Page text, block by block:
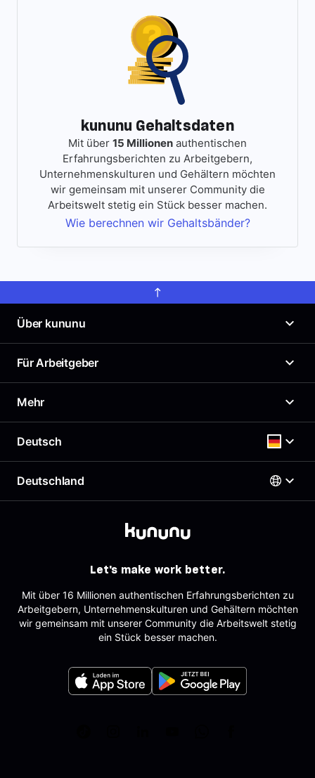
kununu Gehaltsdaten
Mit über 15 Millionen authentischen
Erfahrungsberichten zu Arbeitgebern,
Unternehmenskulturen und Gehältern möchten
wir gemeinsam mit unserer Community die
Arbeitswelt stetig ein Stück besser machen.
Wie berechnen wir Gehaltsbänder?
Über kununu
Was ist kununu?
Presse
Karriere
Richtlinien
Support & Kontakt
Für Arbeitgeber
Arbeitgeberportal
Kostenloses Arbeitgeberprofil
Employer Branding Profil
Support für Arbeitgeber
Arbeitgeber-Newsletter
Mehr
Gehaltscheck
AGB
Impressum
Let's make work better.
Mit über 16 Millionen authentischen Erfahrungsberichten zu
Arbeitgebern, Unternehmenskulturen und Gehältern möchten
wir gemeinsam mit unserer Community die Arbeitswelt stetig
ein Stück besser machen.
Deutsch
Deutsch
Deutschland